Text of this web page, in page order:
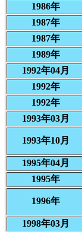
1986年
1987年
1987年
1989年
1992年04月
1992年
1992年
1993年03月
1993年10月
1995年04月
1995年
1996年
1998年03月